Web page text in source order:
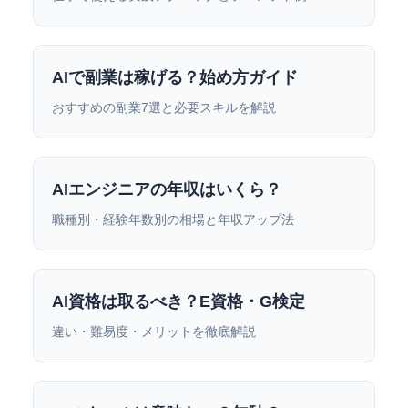
AIで副業は稼げる？始め方ガイド
おすすめの副業7選と必要スキルを解説
AIエンジニアの年収はいくら？
職種別・経験年数別の相場と年収アップ法
AI資格は取るべき？E資格・G検定
違い・難易度・メリットを徹底解説